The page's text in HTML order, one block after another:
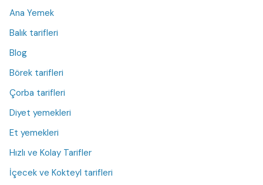
Ana Yemek
Balık tarifleri
Blog
Börek tarifleri
Çorba tarifleri
Diyet yemekleri
Et yemekleri
Hızlı ve Kolay Tarifler
İçecek ve Kokteyl tarifleri